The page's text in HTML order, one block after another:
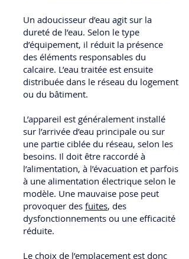
Un adoucisseur d’eau agit sur la
dureté de l’eau. Selon le type
d’équipement, il réduit la présence
des éléments responsables du
calcaire. L’eau traitée est ensuite
distribuée dans le réseau du logement
ou du bâtiment.
L’appareil est généralement installé
sur l’arrivée d’eau principale ou sur
une partie ciblée du réseau, selon les
besoins. Il doit être raccordé à
l’alimentation, à l’évacuation et parfois
à une alimentation électrique selon le
modèle. Une mauvaise pose peut
provoquer des fuites, des
dysfonctionnements ou une efficacité
réduite.
Le choix de l’emplacement est donc